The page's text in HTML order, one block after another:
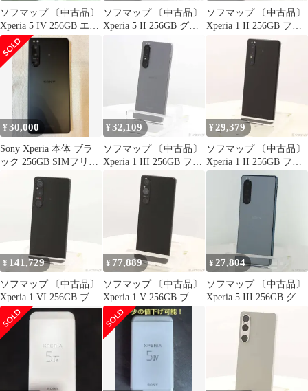
ソフマップ 〔中古品〕
Xperia 5 IV 256GB エク
リュホワイト XQ-CQ44
SIMフリー【262】
ソフマップ 〔中古品〕
Xperia 5 II 256GB グレ
ー XQ-AS42 SIMフリー
ソフマップ 〔中古品〕
Xperia 1 II 256GB フロ
ストブラック XQ-AT42
SIMフリー【262】
¥30,000
Sony Xperia 本体 ブラ
ック 256GB SIMフリー
（1台目）
¥32,109
ソフマップ 〔中古品〕
Xperia 1 III 256GB フロ
ストグレー SO-51B
docomoロック解除SIM
フリー【368】
¥29,379
ソフマップ 〔中古品〕
Xperia 1 II 256GB フロ
ストブラック XQ-AT42
SIMフリー【349】
¥ 141,729
ソフマップ 〔中古品〕
Xperia 1 VI 256GB ブラ
ック SO-51E docomo
SIMフリー【262】
¥ 77,889
ソフマップ 〔中古品〕
Xperia 1 V 256GB ブラ
ック SOG10 au SIMフリ
ー【295】
¥27,804
ソフマップ 〔中古品〕
Xperia 5 III 256GB グリ
ーン XQ-BQ42-
G2JPCX0 SIMフリー
【349】